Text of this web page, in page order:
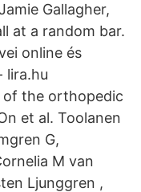
Gallagher,
at a random bar.
online és
lira.hu
of the orthopedic
et al. Toolanen
G,
M van
Ljunggren ,